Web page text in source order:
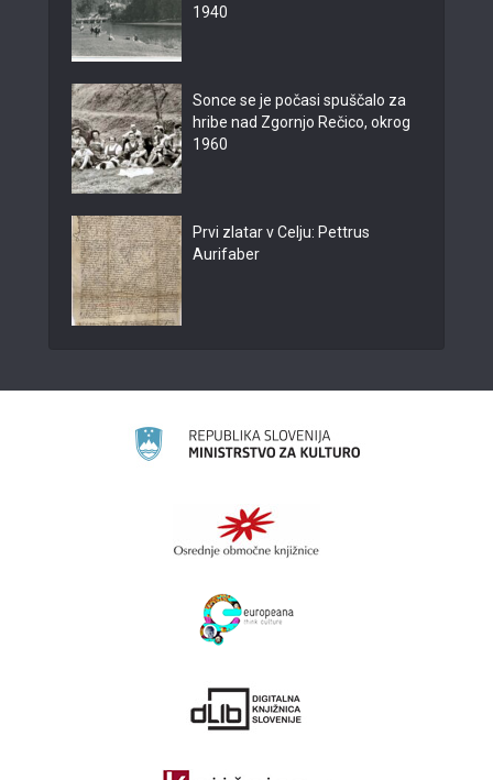
1940
Sonce se je počasi spuščalo za
hribe nad Zgornjo Rečico, okrog
1960
Prvi zlatar v Celju: Pettrus
Aurifaber